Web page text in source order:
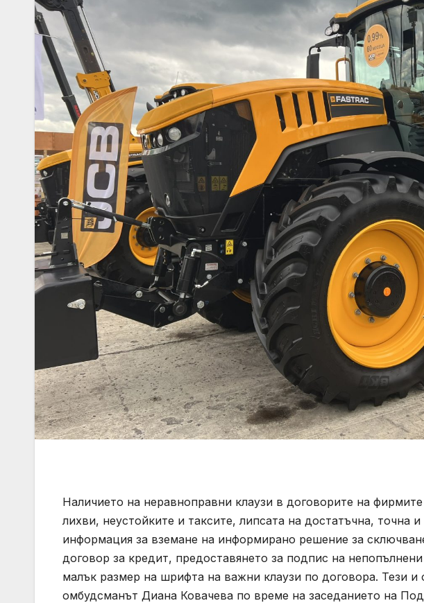
Наличието на неравноправни клаузи в договорите на
лихви, неустойките и таксите, липсата на достатъчна, точна
информация за вземане на информирано решение за
договор за кредит, предоставянето за подпис на
малък размер на шрифта на важни клаузи по договора. Тези
омбудсманът Диана Ковачева по време на заседанието на